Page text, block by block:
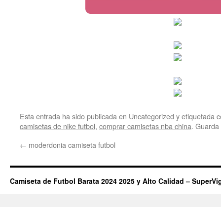
Esta entrada ha sido publicada en Uncategorized y etiquetada
camisetas de nike futbol, comprar camisetas nba china.
← moderdonia camiseta futbol
Camiseta de Futbol Barata 2024 2025 y Alto Calidad –